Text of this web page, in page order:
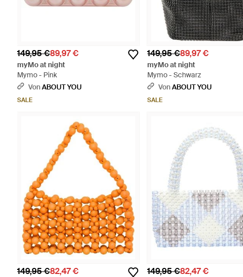
149,95 €89,97 €
myMo at night
Mymo - Pink
VonABOUT YOU
SALE
149,95 €89,97 €
myMo at night
Mymo - Schwarz
VonABOUT YOU
SALE
149,95 €82,47 € 149,95 €82,47 €